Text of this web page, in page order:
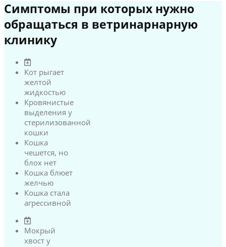
Симптомы при которых нужно
обращаться в ветринарнарную
клинику
Кот рыгает
желтой
жидкостью
Кровянистые
выделения у
стерилизованной
кошки
Кошка
чешется, но
блох нет
Кошка блюет
желчью
Кошка стала
агрессивной
Мокрый
хвост у